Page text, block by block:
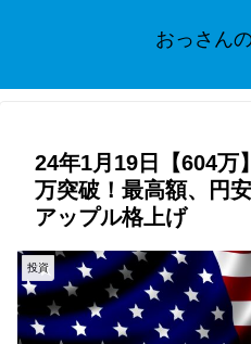
おっさん
24年1月19日【604万
万突破！最高額、円
アップル格上げ
投資